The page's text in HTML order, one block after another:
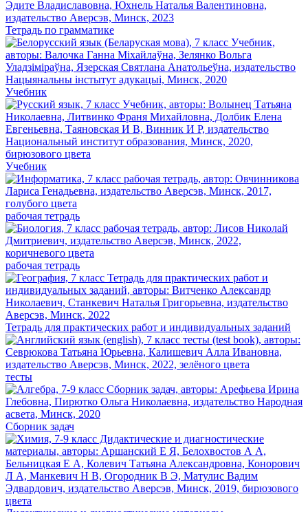
Тетрадь по грамматике
Учебник
Учебник
рабочая тетрадь
рабочая тетрадь
Тетрадь для практических работ и индивидуальных заданий
тесты
Сборник задач